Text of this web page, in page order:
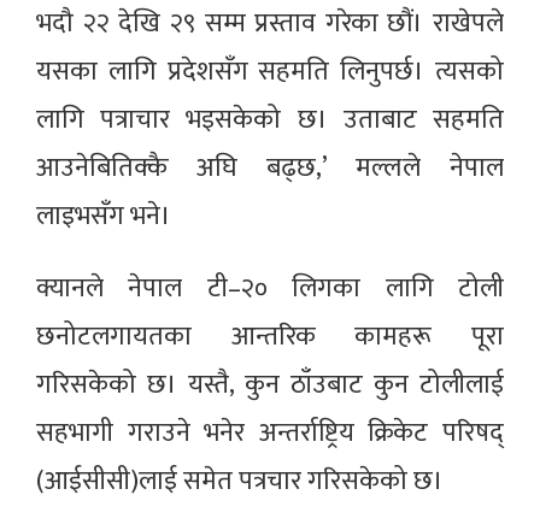
भदौ २२ देखि २९ सम्म प्रस्ताव गरेका छौं। राखेपले
यसका लागि प्रदेशसँग सहमति लिनुपर्छ। त्यसको
लागि पत्राचार भइसकेको छ। उताबाट सहमति
आउनेबितिक्कै अघि बढ्छ,’ मल्लले नेपाल
लाइभसँग भने।
क्यानले नेपाल टी–२० लिगका लागि टोली
छनोटलगायतका आन्तरिक कामहरू पूरा
गरिसकेको छ। यस्तै, कुन ठाँउबाट कुन टोलीलाई
सहभागी गराउने भनेर अन्तर्राष्ट्रिय क्रिकेट परिषद्
(आईसीसी)लाई समेत पत्रचार गरिसकेको छ।